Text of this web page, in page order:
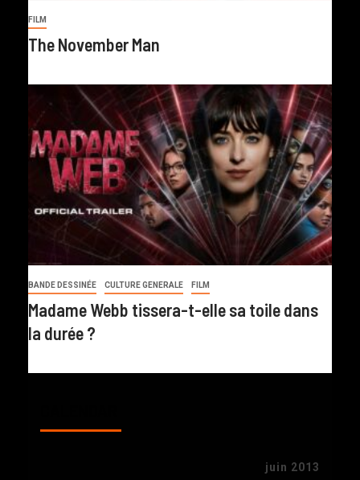
FILM
The November Man
BANDE DESSINÉE CULTURE GENERALE FILM
Madame Webb tissera-t-elle sa toile dans
la durée ?
juin 2013